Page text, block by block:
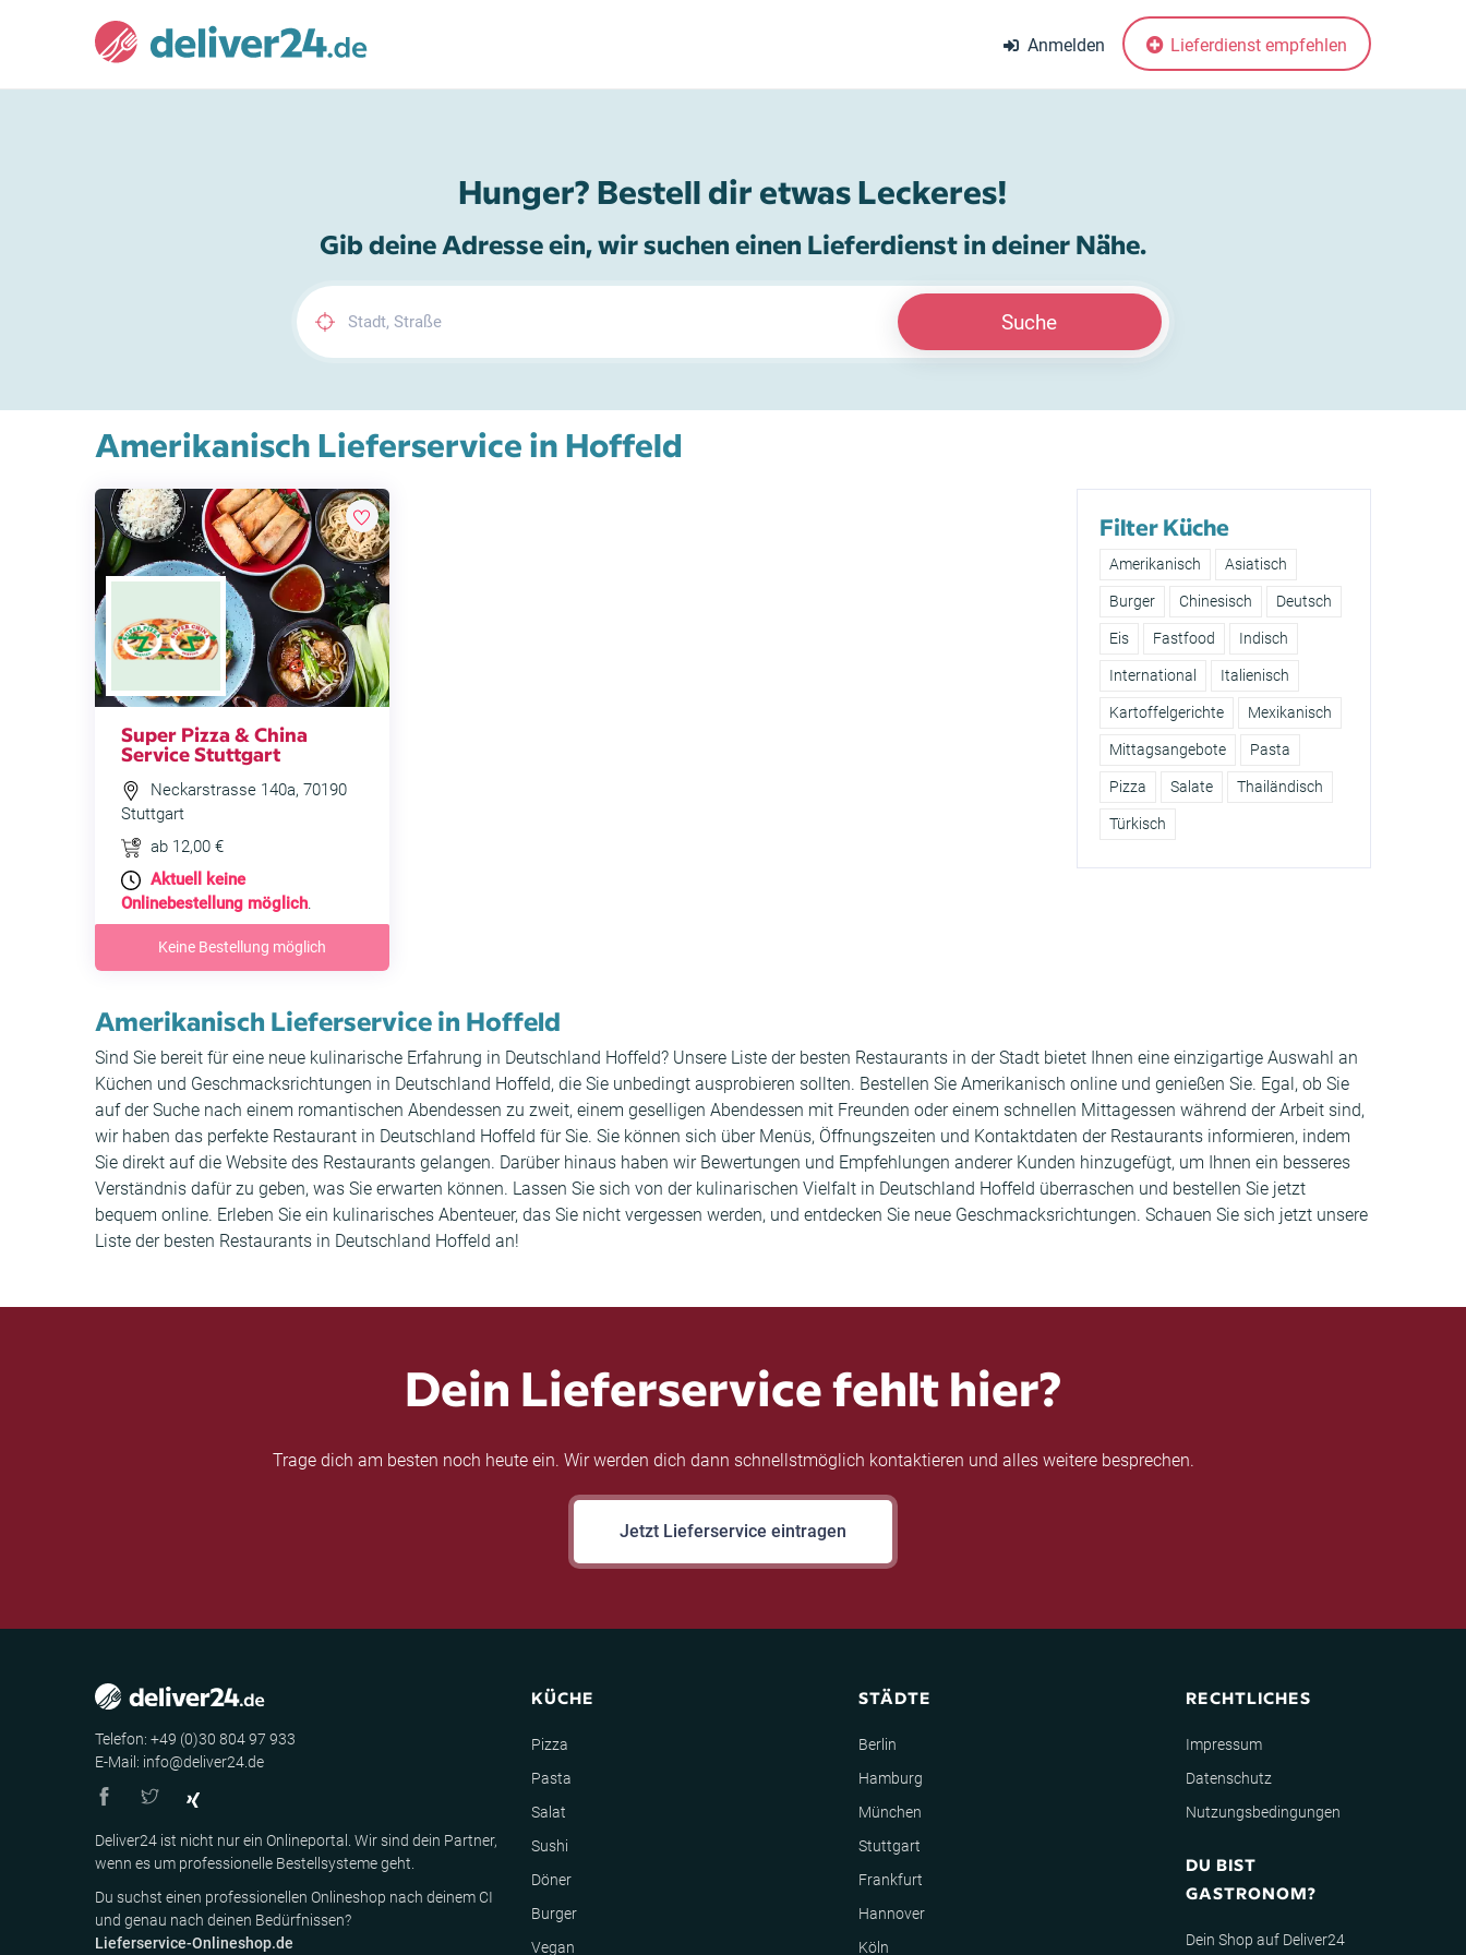
Anmelden Lieferdienst empfehlen
Hunger? Bestell dir etwas Leckeres!
Gib deine Adresse ein, wir suchen einen Lieferdienst in deiner Nähe.
Suche
Amerikanisch Lieferservice in Hoffeld
Super Pizza & China
Service Stuttgart
Neckarstrasse 140a, 70190
Stuttgart
ab 12,00 €
Aktuell keine
Onlinebestellung möglich.
Keine Bestellung möglich
Filter Küche
Amerikanisch Asiatisch
Burger Chinesisch Deutsch
Eis Fastfood Indisch
International Italienisch
Kartoffelgerichte Mexikanisch
Mittagsangebote Pasta
Pizza Salate Thailändisch
Türkisch
Amerikanisch Lieferservice in Hoffeld
Sind Sie bereit für eine neue kulinarische Erfahrung in Deutschland Hoffeld? Unsere Liste der besten Restaurants in der Stadt bietet Ihnen eine einzigartige Auswahl an
Küchen und Geschmacksrichtungen in Deutschland Hoffeld, die Sie unbedingt ausprobieren sollten. Bestellen Sie Amerikanisch online und genießen Sie. Egal, ob Sie
auf der Suche nach einem romantischen Abendessen zu zweit, einem geselligen Abendessen mit Freunden oder einem schnellen Mittagessen während der Arbeit sind,
wir haben das perfekte Restaurant in Deutschland Hoffeld für Sie. Sie können sich über Menüs, Öffnungszeiten und Kontaktdaten der Restaurants informieren, indem
Sie direkt auf die Website des Restaurants gelangen. Darüber hinaus haben wir Bewertungen und Empfehlungen anderer Kunden hinzugefügt, um Ihnen ein besseres
Verständnis dafür zu geben, was Sie erwarten können. Lassen Sie sich von der kulinarischen Vielfalt in Deutschland Hoffeld überraschen und bestellen Sie jetzt
bequem online. Erleben Sie ein kulinarisches Abenteuer, das Sie nicht vergessen werden, und entdecken Sie neue Geschmacksrichtungen. Schauen Sie sich jetzt unsere
Liste der besten Restaurants in Deutschland Hoffeld an!
Dein Lieferservice fehlt hier?
Trage dich am besten noch heute ein. Wir werden dich dann schnellstmöglich kontaktieren und alles weitere besprechen.
Jetzt Lieferservice eintragen
Telefon: +49 (0)30 804 97 933
E-Mail: info@deliver24.de
Deliver24 ist nicht nur ein Onlineportal. Wir sind dein Partner,
wenn es um professionelle Bestellsysteme geht.
Du suchst einen professionellen Onlineshop nach deinem CI
und genau nach deinen Bedürfnissen?
Lieferservice-Onlineshop.de
KÜCHE
Pizza
Pasta
Salat
Sushi
Döner
Burger
Vegan
STÄDTE
Berlin
Hamburg
München
Stuttgart
Frankfurt
Hannover
Köln
RECHTLICHES
Impressum
Datenschutz
Nutzungsbedingungen
DU BIST
GASTRONOM?
Dein Shop auf Deliver24